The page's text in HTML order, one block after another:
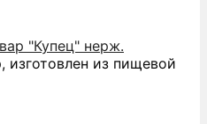
"Купец" нерж.
из пищевой